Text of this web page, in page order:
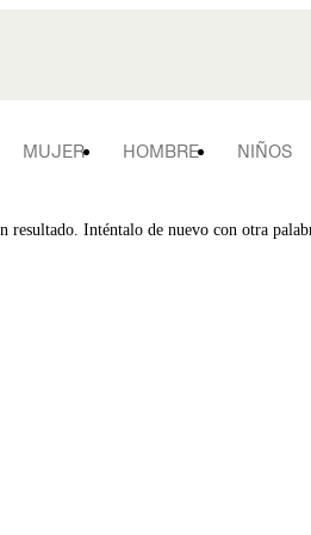
MUJER HOMBRE NIÑOS
resultado. Inténtalo de nuevo con otra